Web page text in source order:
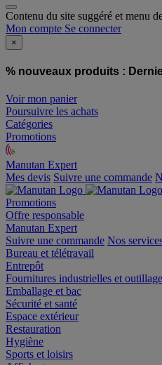
Contenu du site suggéré et menu
Mon compte Se connecter
×
% nouveaux produits :
Voir mon panier
Poursuivre les achats
Catégories
Promotions
Manutan Expert
offre reconditionnée
Mes devis Suivre une commande
Promotions
Offre responsable
Manutan Expert
Suivre une commande
Bureau et télétravail
Entrepôt
Fournitures industrielles et outillage
Emballage et bac
Sécurité et santé
Espace extérieur
Restauration
Hygiène